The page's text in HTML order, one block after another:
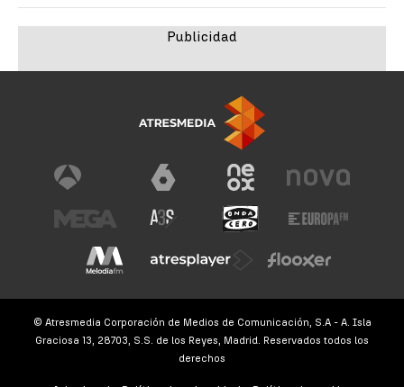
© Atresmedia Corporación de Medios de Comunicación, S.A - A. Isla
Graciosa 13, 28703, S.S. de los Reyes, Madrid. Reservados todos los
derechos